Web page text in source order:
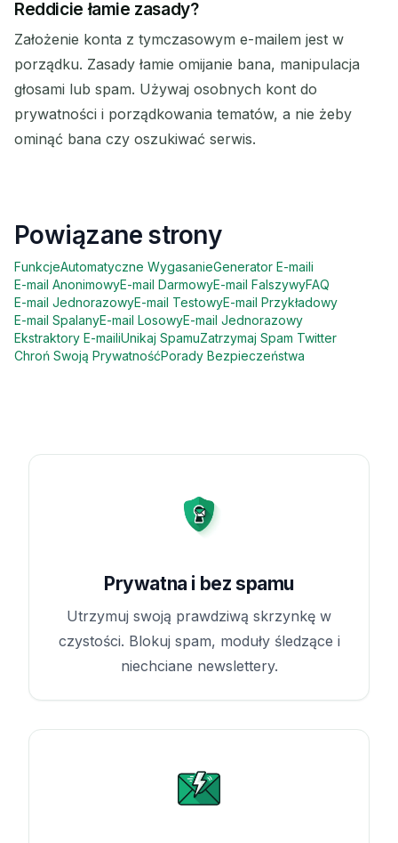
Reddicie łamie zasady?
Założenie konta z tymczasowym e-mailem jest w
porządku. Zasady łamie omijanie bana, manipulacja
głosami lub spam. Używaj osobnych kont do
prywatności i porządkowania tematów, a nie żeby
ominąć bana czy oszukiwać serwis.
Powiązane strony
FunkcjeAutomatyczne WygasanieGenerator E-maili
E-mail AnonimowyE-mail DarmowyE-mail FalszywyFAQ
E-mail JednorazowyE-mail TestowyE-mail Przykładowy
E-mail SpalanyE-mail LosowyE-mail Jednorazowy
Ekstraktory E-mailiUnikaj SpamuZatrzymaj Spam Twitter
Chroń Swoją PrywatnośćPorady Bezpieczeństwa
Prywatna i bez spamu
Utrzymuj swoją prawdziwą skrzynkę w
czystości. Blokuj spam, moduły śledzące i
niechciane newslettery.